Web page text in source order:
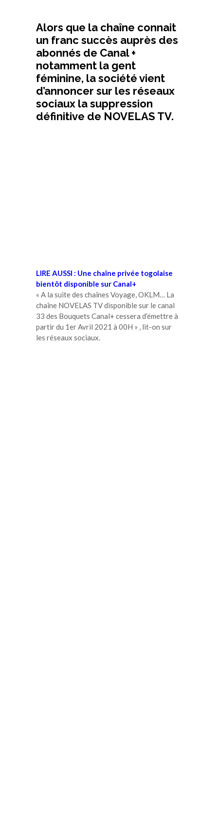
Alors que la chaîne connait
un franc succès auprès des
abonnés de Canal +
notamment la gent
féminine, la société vient
d’annoncer sur les réseaux
sociaux la suppression
définitive de NOVELAS TV.
LIRE AUSSI : Une chaîne privée togolaise
bientôt disponible sur Canal+
« A la suite des chaînes Voyage, OKLM… La
chaîne NOVELAS TV disponible sur le canal
33 des Bouquets Canal+ cessera d’émettre à
partir du 1er Avril 2021 à 00H » , lit-on sur
les réseaux sociaux.